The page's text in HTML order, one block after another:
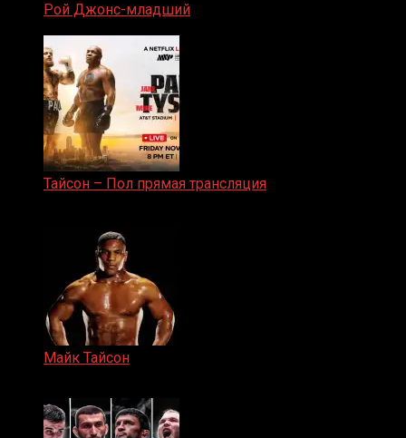
Рой Джонс-младший
Тайсон – Пол прямая трансляция
Майк Тайсон